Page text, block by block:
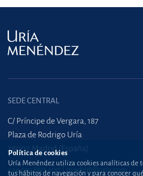
SEDE CENTRAL
C/ Príncipe de Vergara, 187
Plaza de Rodrigo Uría
28002 Madrid (España)
+34 915 860 400 madrid@uria.com
Política de cookies
Uría Menéndez utiliza cookies analíticas de
tus hábitos de navegación y para conocer